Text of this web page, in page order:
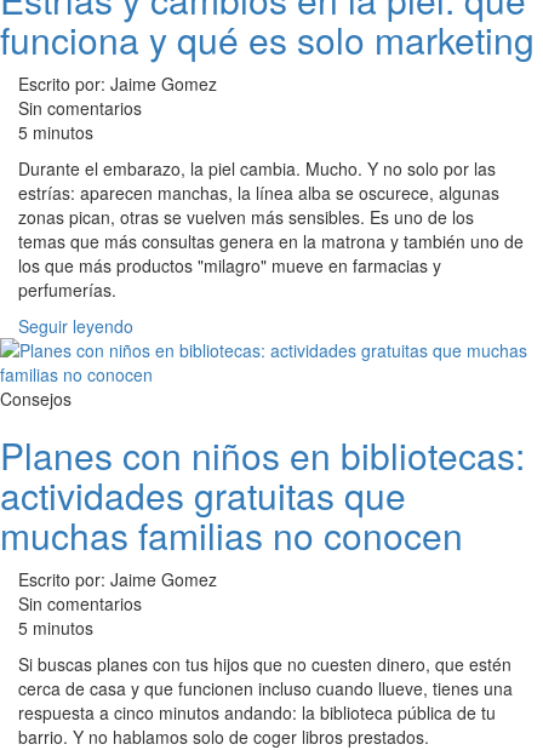
funciona y qué es solo marketing
Escrito por: Jaime Gomez
Sin comentarios
5 minutos
Durante el embarazo, la piel cambia. Mucho. Y no solo por las
estrías: aparecen manchas, la línea alba se oscurece, algunas
zonas pican, otras se vuelven más sensibles. Es uno de los
temas que más consultas genera en la matrona y también uno de
los que más productos "milagro" mueve en farmacias y
perfumerías.
Seguir leyendo
Consejos
Planes con niños en bibliotecas:
actividades gratuitas que
muchas familias no conocen
Escrito por: Jaime Gomez
Sin comentarios
5 minutos
Si buscas planes con tus hijos que no cuesten dinero, que estén
cerca de casa y que funcionen incluso cuando llueve, tienes una
respuesta a cinco minutos andando: la biblioteca pública de tu
barrio. Y no hablamos solo de coger libros prestados.